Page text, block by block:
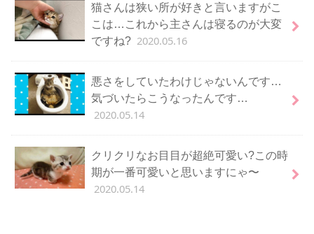
猫さんは狭い所が好きと言いますがこ
こは…これから主さんは寝るのが大変
ですね? 2020.05.16
悪さをしていたわけじゃないんです…
気づいたらこうなったんです…
2020.05.14
クリクリなお目目が超絶可愛い?この時
期が一番可愛いと思いますにゃ〜
2020.05.14